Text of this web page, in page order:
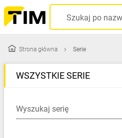
Strona główna Serie
WSZYSTKIE SERIE
Wyszukaj serię